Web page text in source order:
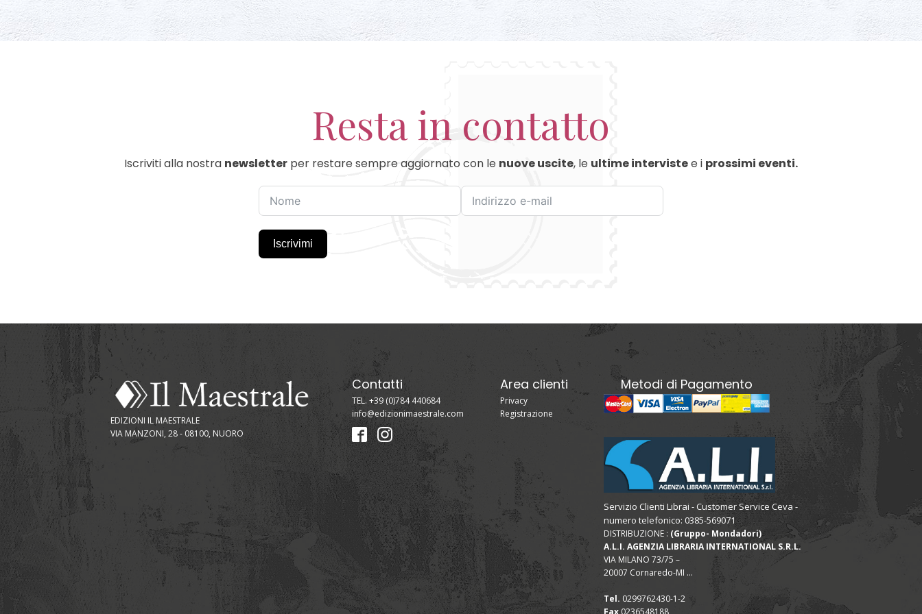
Resta in contatto
Iscriviti alla nostra newsletter per restare sempre aggiornato con le nuove uscite, le ultime intervistee i prossimi eventi.
Iscrivimi
EDIZIONI IL MAESTRALE
VIA MANZONI, 28 - 08100, NUORO
Contatti
TEL. +39 (0)784 440684
info@edizionimaestrale.com
Area clienti
Privacy
Registrazione
Metodi di Pagamento
Servizio Clienti Librai - Customer Service Ceva -
numero telefonico: 0385-569071
DISTRIBUZIONE : (Gruppo- Mondadori)
A.L.I. AGENZIA LIBRARIA INTERNATIONAL S.R.L.
VIA MILANO 73/75 –
20007 Cornaredo-MI ...
Tel. 0299762430-1-2
Fax 0236548188